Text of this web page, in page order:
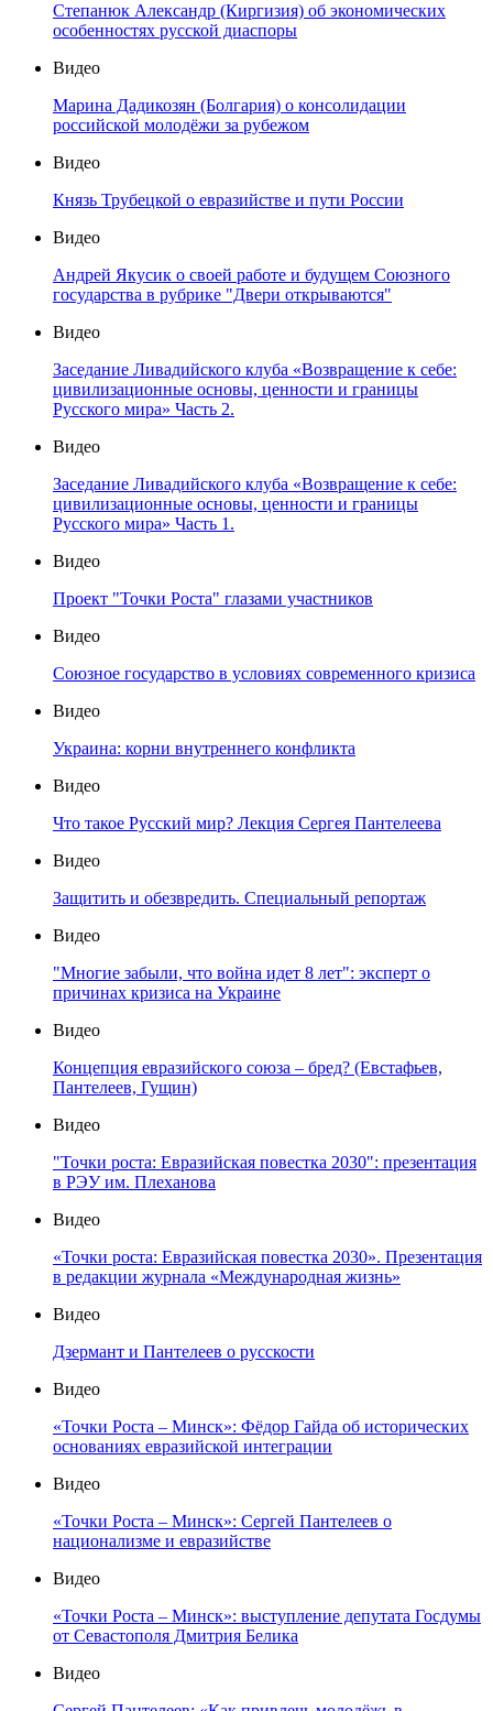
Степанюк Александр (Киргизия) об экономических
особенностях русской диаспоры
Видео
Марина Дадикозян (Болгария) о консолидации
российской молодёжи за рубежом
Видео
Князь Трубецкой о евразийстве и пути России
Видео
Андрей Якусик о своей работе и будущем Союзного
государства в рубрике "Двери открываются"
Видео
Заседание Ливадийского клуба «Возвращение к себе:
цивилизационные основы, ценности и границы
Русского мира» Часть 2.
Видео
Заседание Ливадийского клуба «Возвращение к себе:
цивилизационные основы, ценности и границы
Русского мира» Часть 1.
Видео
Проект "Точки Роста" глазами участников
Видео
Союзное государство в условиях современного кризиса
Видео
Украина: корни внутреннего конфликта
Видео
Что такое Русский мир? Лекция Сергея Пантелеева
Видео
Защитить и обезвредить. Специальный репортаж
Видео
"Многие забыли, что война идет 8 лет": эксперт о
причинах кризиса на Украине
Видео
Концепция евразийского союза – бред? (Евстафьев,
Пантелеев, Гущин)
Видео
"Точки роста: Евразийская повестка 2030": презентация
в РЭУ им. Плеханова
Видео
«Точки роста: Евразийская повестка 2030». Презентация
в редакции журнала «Международная жизнь»
Видео
Дзермант и Пантелеев о русскости
Видео
«Точки Роста – Минск»: Фёдор Гайда об исторических
основаниях евразийской интеграции
Видео
«Точки Роста – Минск»: Сергей Пантелеев о
национализме и евразийстве
Видео
«Точки Роста – Минск»: выступление депутата Госдумы
от Севастополя Дмитрия Белика
Видео